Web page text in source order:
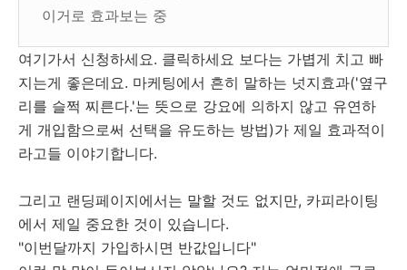
이거로 효과보는 중
여기가서 신청하세요. 클릭하세요 보다는 가볍게 치고 빠
지는게 좋은데요. 마케팅에서 흔히 말하는 넛지효과('옆구
리를 슬쩍 찌른다.'는 뜻으로 강요에 의하지 않고 유연하
게 개입함으로써 선택을 유도하는 방법)가 제일 효과적이
라고들 이야기합니다.
그리고 랜딩페이지에서는 말할 것도 없지만, 카피라이팅
에서 제일 중요한 것이 있습니다.
"이번달까지 가입하시면 반값입니다"